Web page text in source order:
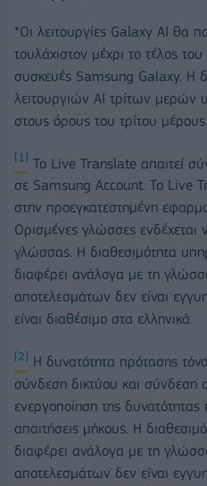
*Οι λειτουργίες Galaxy AI θα
τουλάχιστον μέχρι το τέλος
συσκευές Samsung Galaxy. Η
λειτουργιών ΑΙ τρίτων μερών
στους όρους του τρίτου μέρους.
[1] Το Live Translate απαιτεί
σε Samsung Account. Το Live
στην προεγκατεστημένη
Ορισμένες γλώσσες ενδέχεται
γλώσσας. Η διαθεσιμότητα
διαφέρει ανάλογα με τη
αποτελεσμάτων δεν είναι
είναι διαθέσιμο στα ελληνικά.
[2] Η δυνατότητα πρότασης
σύνδεση δικτύου και σύνδεση
ενεργοποίηση της δυνατότητας
απαιτήσεις μήκους. Η
διαφέρει ανάλογα με τη
αποτελεσμάτων δεν είναι